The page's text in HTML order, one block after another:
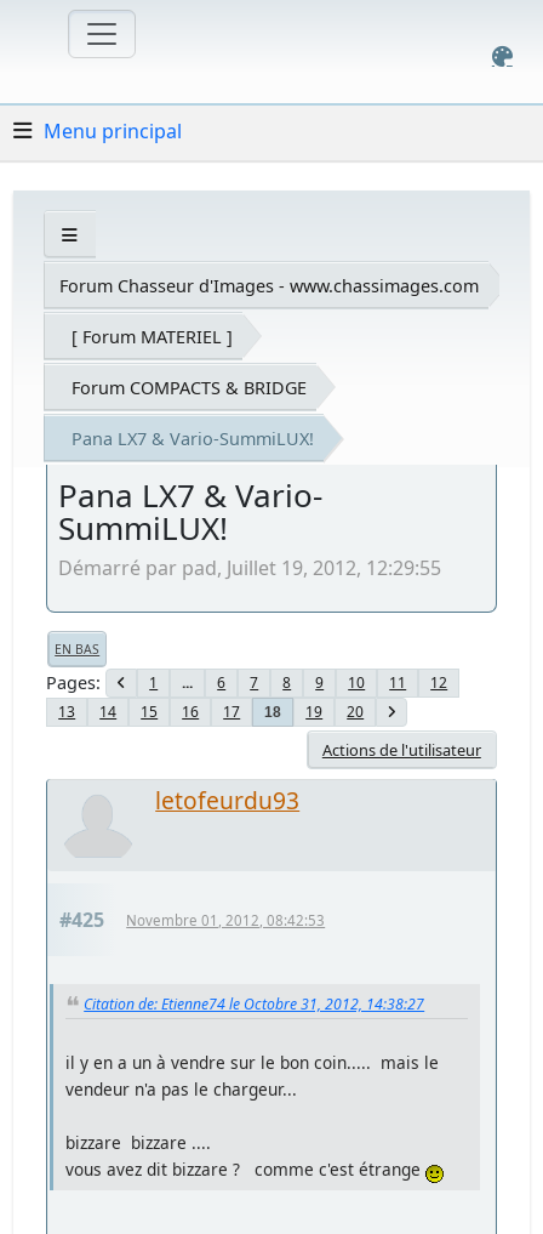
Menu principal
Forum Chasseur d'Images - www.chassimages.com
[ Forum MATERIEL ]
Forum COMPACTS & BRIDGE
Pana LX7 & Vario-SummiLUX!
Pana LX7 & Vario-
SummiLUX!
Démarré par pad, Juillet 19, 2012, 12:29:55
EN BAS
Pages 1 ... 6 7 8 9 10 11
12
13
14 15 16 17 18 19 20
Actions de l'utilisateur
letofeurdu93
#425 Novembre 01, 2012, 08:42:53
Citation de: Etienne74 le Octobre 31, 2012, 14:38:27
il y en a un à vendre sur le bon coin..... mais le
vendeur n'a pas le chargeur...
bizzare bizzare ....
vous avez dit bizzare ? comme c'est étrange